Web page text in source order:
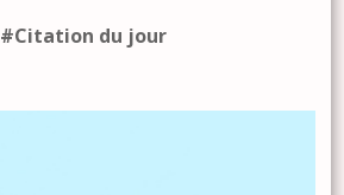
#Citation du jour